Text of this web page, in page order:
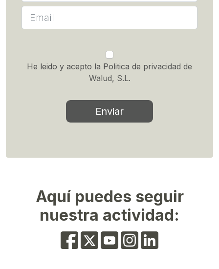
He leido y acepto la Politica de privacidad de
Walud, S.L.
Enviar
Aquí puedes seguir
nuestra actividad: